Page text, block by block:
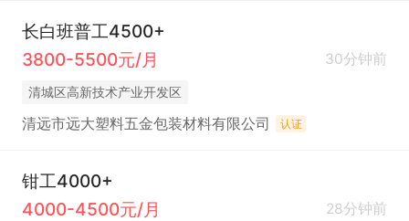
长白班普工4500+
3800-5500元/月
30分钟前
清城区高新技术产业开发区
清远市远大塑料五金包装材料有限公司 认证
钳工4000+
4000-4500元/月
28分钟前